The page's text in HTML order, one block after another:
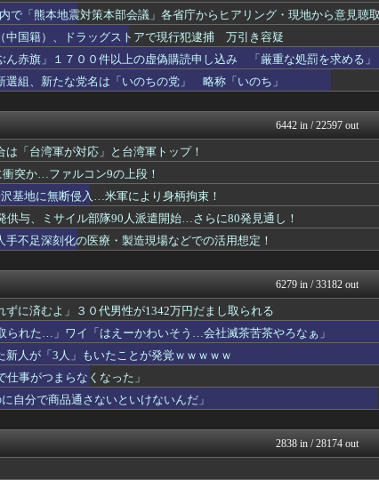
「はえーかわいそう…会社滅茶苦...
投資ちゃんねる
フレ防衛の格差注視
常識的に考えた
円の債務超過 分配金の支払い停...
みそパンNEWS
！？MicrosoftとT...
モッコスヌ〜ン
[8/6]
国難にあってもの申す
医療・製造現場などでの活用想定！
軍事・ミリタリー速
動機明かす「中国の強硬な外交方針...
にゅーすアルー！
ふぇー速
の顔して芸能活動してる」ネット...
る…地方の雇用崩壊がヤバい
モッコスヌ〜ン
”異例転出”へ 官邸幹部「協力的で...
で幸せに暮らしてるんやが
ふぇー速
発売
理想ちゃんねる
教徒の“急進左派”候補が勝利確実...
かせまと！
ーーーーーーー！！
NEWSまとめもりー｜
ラッグストアで現行犯逮捕 万引き容...
もえるあじあ(･∀･)
を受け製品修理は無償対応（災害救...
おーるじゃんる
袋の緒が切れた地元住民が苦情を寄...
U-1 NEWS.
土地って思ってるの？ → 衝撃の...
政経ワロスまとめニュ
ー！悪政高市を打倒するぞー！」
繧ｯ莨∵･ｭ辟｡譁ｭ谺�蜍､...
わｗ」野党「消費税を減税するな！...
ナスキャッシュフローに...
watch＠２ちゃんねる
、8977億円 農水省...
常識的に考えた
ードを一括で買っちゃう私って素...
オレ的ゲーム速報＠刃
もいたことが発覚ｗｗｗｗｗ
部品を使わないこと」を要求し監査実施
で「熊本地震対策本部会議」各省庁からヒアリング・現地から意見聴
実習生の方々にも対応してほしい」今日の午後、政府に要望書を提出
中国籍）、ドラッグストアで現行犯逮捕 万引き容疑
赤旗」１７００件以上の虚偽購読申し込み 「厳重な処罰を求める」
選組、新たな党名は「いのちの党」 略称「いのち」
6442 in / 22597 out
「台湾軍が対応」と台湾軍トップ！
突か…ファルコン9の上段！
基地に無断侵入…米軍により身柄拘束！
供与、ミサイル部隊90人派遣開始…さらに80発見通し！
不足深刻化の医療・製造現場などでの活用想定！
6279 in / 33182 out
に済むよ」３０代男性が1342万円だまし取られる
られた…」ワイ「はえーかわいそう…会社滅茶苦茶やろなぁ」
新人が「3人」もいたことが発覚ｗｗｗｗｗ
仕事がつまらなくなった」
自分で商品通さないといけないんだ」
2838 in / 28174 out